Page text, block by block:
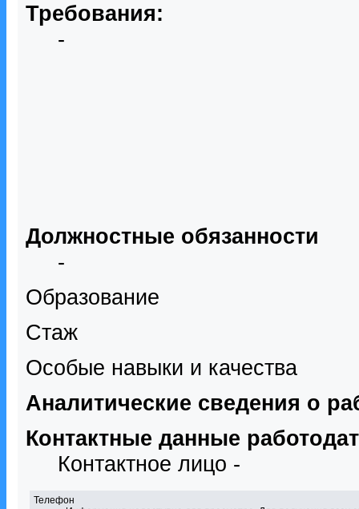
Требования:
-
Должностные обязанности
-
Образование
Стаж
Особые навыки и качества
Аналитические сведения о
Контактные данные
Контактное лицо -
Телефон